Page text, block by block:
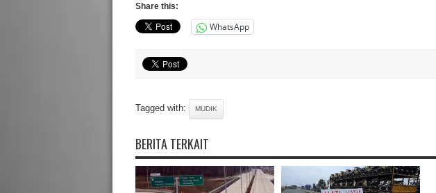
Share this:
WhatsApp
Tagged with: MUDIK
BERITA TERKAIT